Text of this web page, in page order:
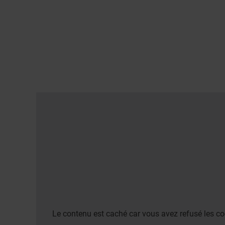
Le contenu est caché car vous avez refusé les